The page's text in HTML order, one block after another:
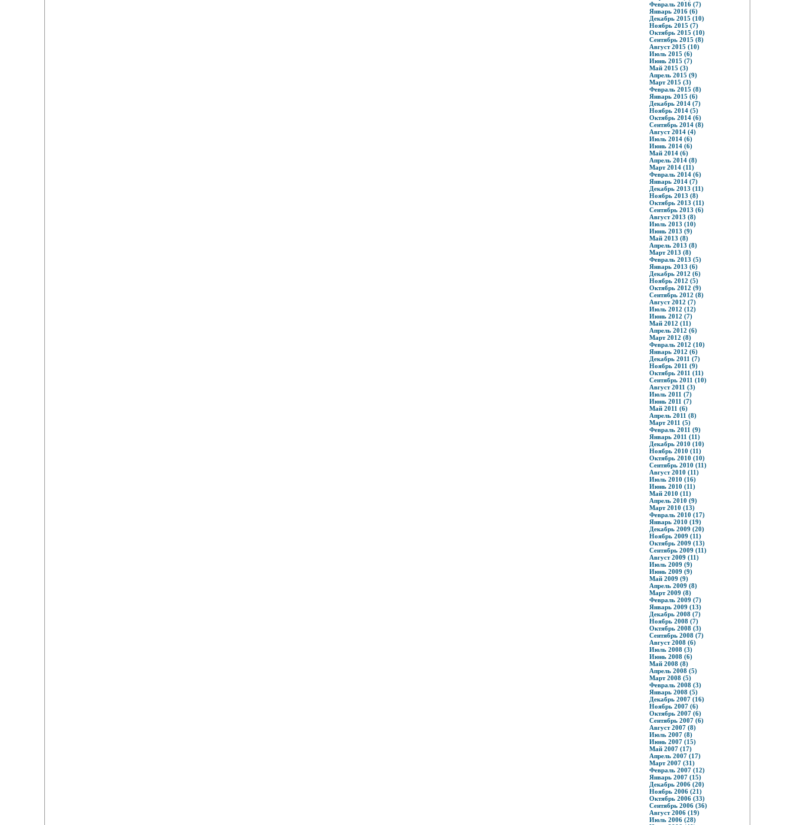
Февраль 2016 (7)
Январь 2016 (6)
Декабрь 2015 (10)
Ноябрь 2015 (7)
Октябрь 2015 (10)
Сентябрь 2015 (8)
Август 2015 (10)
Июль 2015 (6)
Июнь 2015 (7)
Май 2015 (3)
Апрель 2015 (9)
Март 2015 (3)
Февраль 2015 (8)
Январь 2015 (6)
Декабрь 2014 (7)
Ноябрь 2014 (5)
Октябрь 2014 (6)
Сентябрь 2014 (8)
Август 2014 (4)
Июль 2014 (6)
Июнь 2014 (6)
Май 2014 (6)
Апрель 2014 (8)
Март 2014 (11)
Февраль 2014 (6)
Январь 2014 (7)
Декабрь 2013 (11)
Ноябрь 2013 (8)
Октябрь 2013 (11)
Сентябрь 2013 (6)
Август 2013 (8)
Июль 2013 (10)
Июнь 2013 (9)
Май 2013 (8)
Апрель 2013 (8)
Март 2013 (8)
Февраль 2013 (5)
Январь 2013 (6)
Декабрь 2012 (6)
Ноябрь 2012 (5)
Октябрь 2012 (9)
Сентябрь 2012 (8)
Август 2012 (7)
Июль 2012 (12)
Июнь 2012 (7)
Май 2012 (11)
Апрель 2012 (6)
Март 2012 (8)
Февраль 2012 (10)
Январь 2012 (6)
Декабрь 2011 (7)
Ноябрь 2011 (9)
Октябрь 2011 (11)
Сентябрь 2011 (10)
Август 2011 (3)
Июль 2011 (7)
Июнь 2011 (7)
Май 2011 (6)
Апрель 2011 (8)
Март 2011 (5)
Февраль 2011 (9)
Январь 2011 (11)
Декабрь 2010 (10)
Ноябрь 2010 (11)
Октябрь 2010 (10)
Сентябрь 2010 (11)
Август 2010 (11)
Июль 2010 (16)
Июнь 2010 (11)
Май 2010 (11)
Апрель 2010 (9)
Март 2010 (13)
Февраль 2010 (17)
Январь 2010 (19)
Декабрь 2009 (20)
Ноябрь 2009 (11)
Октябрь 2009 (13)
Сентябрь 2009 (11)
Август 2009 (11)
Июль 2009 (9)
Июнь 2009 (9)
Май 2009 (9)
Апрель 2009 (8)
Март 2009 (8)
Февраль 2009 (7)
Январь 2009 (13)
Декабрь 2008 (7)
Ноябрь 2008 (7)
Октябрь 2008 (3)
Сентябрь 2008 (7)
Август 2008 (6)
Июль 2008 (3)
Июнь 2008 (6)
Май 2008 (8)
Апрель 2008 (5)
Март 2008 (5)
Февраль 2008 (3)
Январь 2008 (5)
Декабрь 2007 (16)
Ноябрь 2007 (6)
Октябрь 2007 (6)
Сентябрь 2007 (6)
Август 2007 (8)
Июль 2007 (8)
Июнь 2007 (15)
Май 2007 (17)
Апрель 2007 (17)
Март 2007 (31)
Февраль 2007 (12)
Январь 2007 (15)
Декабрь 2006 (20)
Ноябрь 2006 (21)
Октябрь 2006 (33)
Сентябрь 2006 (36)
Август 2006 (19)
Июль 2006 (28)